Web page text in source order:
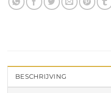
BESCHRIJVING